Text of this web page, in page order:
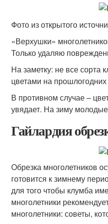
Фото из открытого
«Верхушки»
Только удаляю
На заметку: не все
цветами на прошлогодних
В противном случае –
увядает. На зиму
Гайлардия
Обрезка многолетников
готовится к зимнему
для того чтобы клумба
многолетники
многолетники: советы,